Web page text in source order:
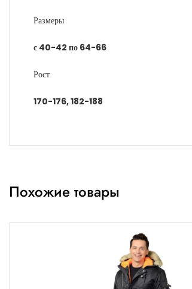
Размеры
с 40-42 по 64-66
Рост
170-176, 182-188
Похожие товары